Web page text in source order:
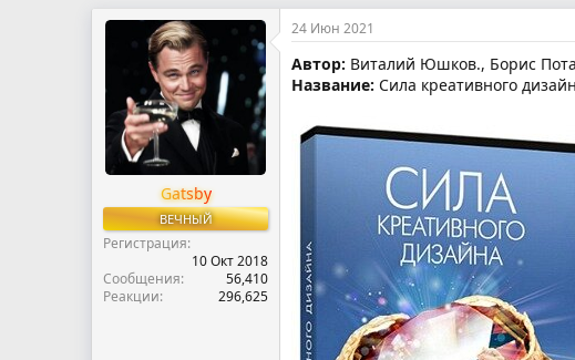
т
м
т
а
н
а
ч
а
л
г
и
Gatsby
ВЕЧНЫЙ
Регистрация
10 Окт 2018
Сообщения
56,410
Реакции
296,625
24 Июн 2021
Автор: Виталий Юшков., Борис
Название: Сила креативного